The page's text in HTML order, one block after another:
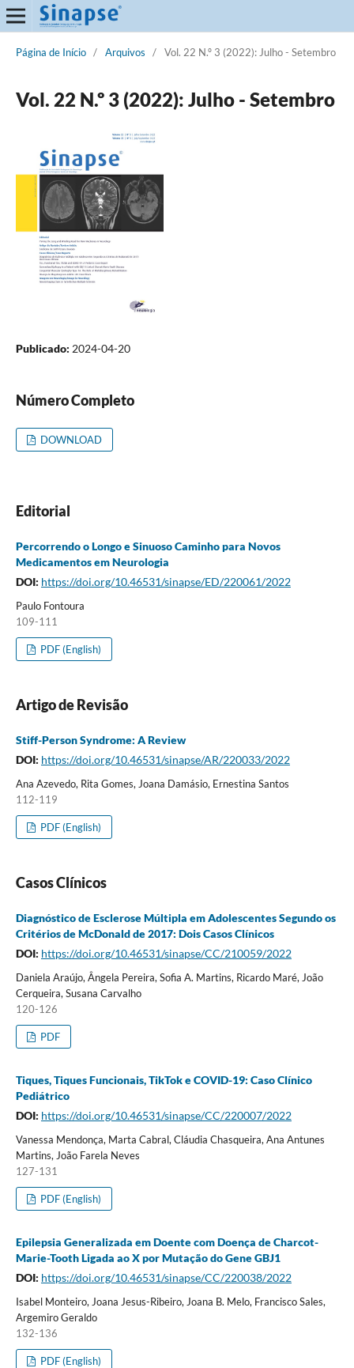
Página de Início / Arquivos / Vol. 22 N.º 3 (2022): Julho - Setembro
Vol. 22 N.º 3 (2022): Julho - Setembro
Publicado: 2024-04-20
Número Completo
DOWNLOAD
Editorial
Percorrendo o Longo e Sinuoso Caminho para Novos
Medicamentos em Neurologia
DOI: https://doi.org/10.46531/sinapse/ED/220061/2022
Paulo Fontoura
109-111
PDF (English)
Artigo de Revisão
Stiff-Person Syndrome: A Review
DOI: https://doi.org/10.46531/sinapse/AR/220033/2022
Ana Azevedo, Rita Gomes, Joana Damásio, Ernestina Santos
112-119
PDF (English)
Casos Clínicos
Diagnóstico de Esclerose Múltipla em Adolescentes Segundo os
Critérios de McDonald de 2017: Dois Casos Clínicos
DOI: https://doi.org/10.46531/sinapse/CC/210059/2022
Daniela Araújo, Ângela Pereira, Sofia A. Martins, Ricardo Maré, João
Cerqueira, Susana Carvalho
120-126
PDF
Tiques, Tiques Funcionais, TikTok e COVID-19: Caso Clínico
Pediátrico
DOI: https://doi.org/10.46531/sinapse/CC/220007/2022
Vanessa Mendonça, Marta Cabral, Cláudia Chasqueira, Ana Antunes
Martins, João Farela Neves
127-131
PDF (English)
Epilepsia Generalizada em Doente com Doença de Charcot-
Marie-Tooth Ligada ao X por Mutação do Gene GBJ1
DOI: https://doi.org/10.46531/sinapse/CC/220038/2022
Isabel Monteiro, Joana Jesus-Ribeiro, Joana B. Melo, Francisco Sales,
Argemiro Geraldo
132-136
PDF (English)